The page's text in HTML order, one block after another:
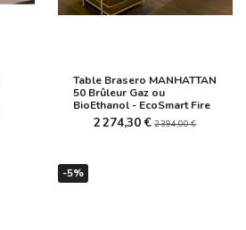
Table Brasero MANHATTAN
50 Brûleur Gaz ou
BioEthanol - EcoSmart Fire
2 274,30 € 2 394,00 €
-5%